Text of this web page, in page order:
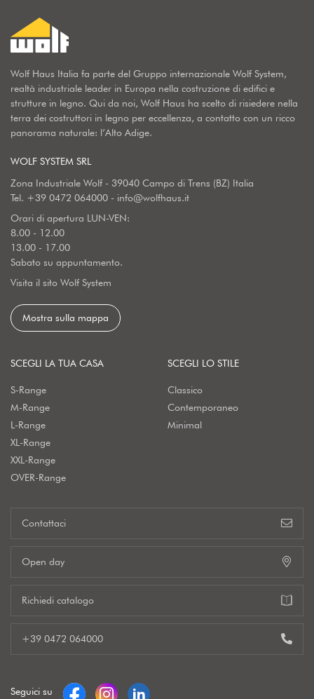
Wolf Haus Italia fa parte del Gruppo internazionale Wolf System,
realtà industriale leader in Europa nella costruzione di edifici e
strutture in legno. Qui da noi, Wolf Haus ha scelto di risiedere nella
terra dei costruttori in legno per eccellenza, a contatto con un ricco
panorama naturale: l’Alto Adige.
WOLF SYSTEM SRL
Zona Industriale Wolf - 39040 Campo di Trens (BZ) Italia
Tel. +39 0472 064000 - info@wolfhaus.it
Orari di apertura LUN-VEN:
8.00 - 12.00
13.00 - 17.00
Sabato su appuntamento.
Visita il sito Wolf System
Mostra sulla mappa
SCEGLI LA TUA CASA
S-Range
M-Range
L-Range
XL-Range
XXL-Range
OVER-Range
SCEGLI LO STILE
Classico
Contemporaneo
Minimal
Contattaci
Open day
Richiedi catalogo
+39 0472 064000
Seguici su